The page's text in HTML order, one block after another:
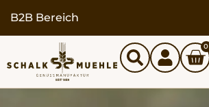
B2B Bereich
0